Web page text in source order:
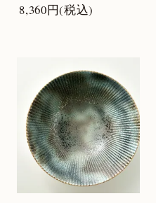
8,360円(税込)